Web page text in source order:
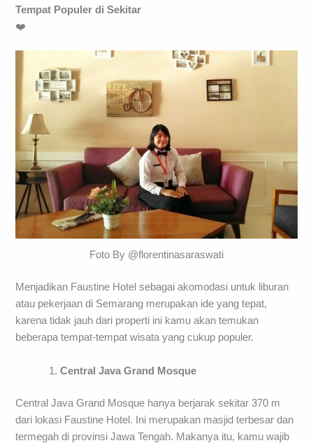
Tempat Populer di Sekitar
❤️
Foto By @florentinasaraswati
Menjadikan Faustine Hotel sebagai akomodasi untuk liburan
atau pekerjaan di Semarang merupakan ide yang tepat,
karena tidak jauh dari properti ini kamu akan temukan
beberapa tempat-tempat wisata yang cukup populer.
Central Java Grand Mosque
Central Java Grand Mosque hanya berjarak sekitar 370 m
dari lokasi Faustine Hotel. Ini merupakan masjid terbesar dan
termegah di provinsi Jawa Tengah. Makanya itu, kamu wajib